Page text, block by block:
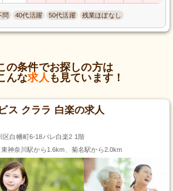
問 40代活躍 50代活躍 残業ほぼなし
の条件でお探しの方は
んな求人 も見ています！
ス クララ 白楽の求人
区白幡町6-18パレ白楽2 1階
神奈川駅から1.6km、菊名駅から2.0km